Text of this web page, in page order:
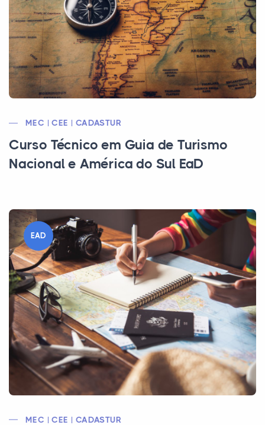
MEC | CEE | CADASTUR
Curso Técnico em Guia de Turismo
Nacional e América do Sul EaD
EAD
MEC | CEE | CADASTUR